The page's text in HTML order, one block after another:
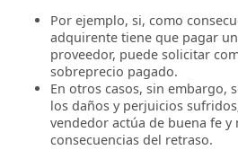
Por ejemplo, si, como
adquirente tiene que pagar
proveedor, puede solicitar
sobreprecio pagado.
En otros casos, sin embargo,
los daños y perjuicios
vendedor actúa de buena fe
consecuencias del retraso.